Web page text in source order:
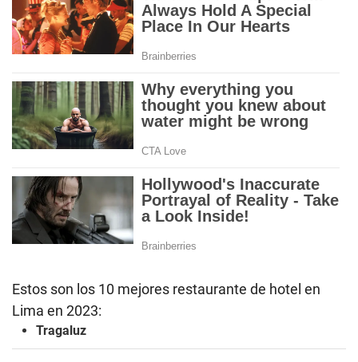
Estos son los 10 mejores restaurante de hotel en
Lima en 2023:
Tragaluz